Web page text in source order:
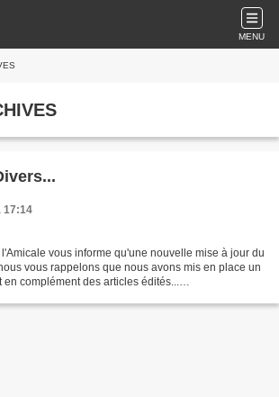
MENU
17:14
vous informe qu'une nouvelle mise à jour du
vous rappelons que nous avons mis en place un
complément des articles édités...